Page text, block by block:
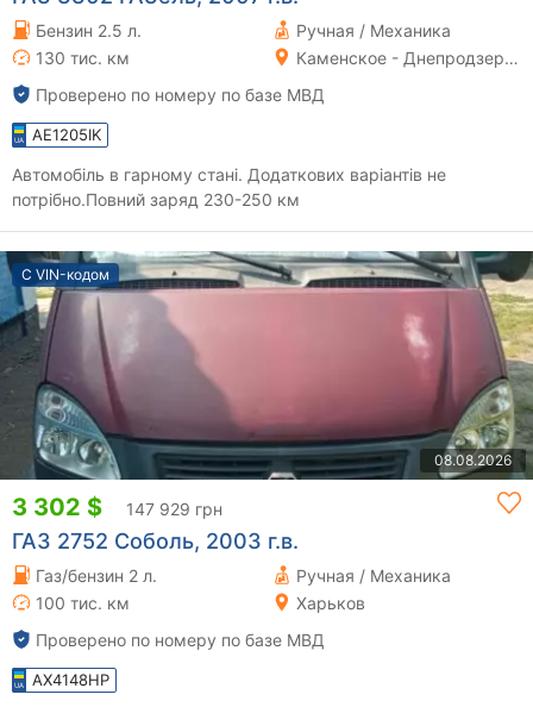
Бензин 2.5 л.
Ручная / Механика
130 тис. км
Каменское - Днепродзержинск
Проверено по номеру по базе МВД
AE1205IK
Автомобіль в гарному стані. Додаткових варіантів не
потрібно.Повний заряд 230-250 км
С VIN-кодом
08.08.2026
3 302 $ 147 929 грн
ГАЗ 2752 Соболь, 2003 г.в.
Газ/бензин 2 л.
Ручная / Механика
100 тис. км
Харьков
Проверено по номеру по базе МВД
AX4148HP